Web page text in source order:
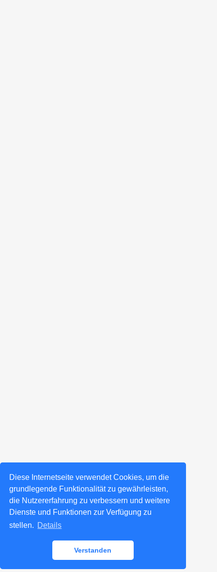
Diese Internetseite verwendet Cookies, um die
grundlegende Funktionalität zu gewährleisten,
die Nutzererfahrung zu verbessern und weitere
Dienste und Funktionen zur Verfügung zu
stellen. Details
Verstanden